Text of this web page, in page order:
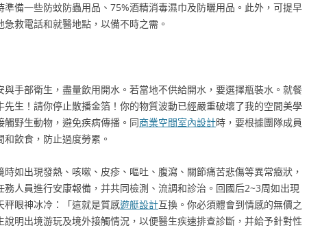
準備一些防蚊防蟲用品、75%酒精消毒濕巾及防曬用品。此外，可提早
救電話和就醫地點，以備不時之需。
手部衛生，盡量飲用開水。若當地不供給開水，要選擇瓶裝水。就餐
先生！請你停止散播金箔！你的物質波動已經嚴重破壞了我的空間美學
野生動物，避免疾病傳播。同商業空間室內設計時，要根據團隊成員
飲食，防止過度勞累。
時如出現發熱、咳嗽、皮疹、嘔吐、腹瀉、關節痛苦悲傷等異常癥狀，
人員進行安康報備，并共同檢測、流調和診治。回國后2~3周如出現
秤眼神冰冷：「這就是質感遊艇設計互換。你必須體會到情感的無價之
明出境游玩及境外接觸情況，以便醫生疾速排查診斷，并給予針對性